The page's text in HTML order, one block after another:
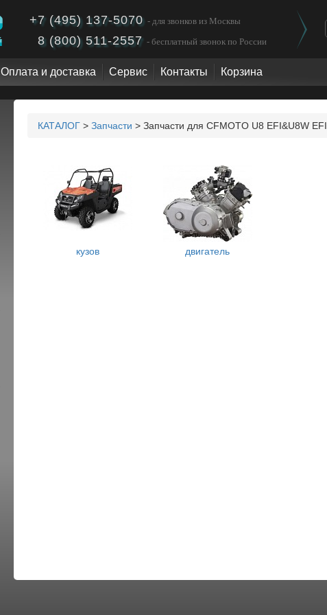
+7 (495) 137-5070 - для звонков из Москвы
8 (800) 511-2557 - бесплатный звонок по России
Оплата и доставка Сервис Контакты Корзина
КАТАЛОГ > Запчасти > Запчасти для CFMOTO U8 EFI&U8W EFI
кузов двигатель